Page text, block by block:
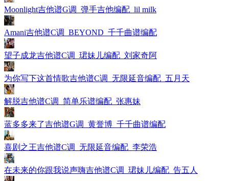
Moonlight吉他谱G调_弹手吉他编配_lil milk
Amani吉他谱C调_BEYOND_千千曲谱编配
望子成龙吉他谱C调_珺妹儿编配_刘家奇阿
为你写下这首情歌吉他谱C调_无限延音编配_五月天
解脱吉他谱C调_简单乐谱编配_张惠妹
蓝多多来了吉他谱G调_黄誉博_千千曲谱编配
喜剧之王吉他谱C调_无限延音编配_李荣浩
在未来的你跟我说声嗨吉他谱C调_珺妹儿编配_告五人